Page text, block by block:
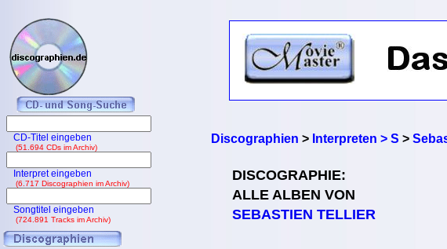
Discographien > Interpreten > S >
DISCOGRAPHIE:
ALLE ALBEN VON
SEBASTIEN TELLIER
CD-Titel eingeben
(51.694 CDs im Archiv)
Interpret eingeben
(6.717 Discographien im Archiv)
Songtitel eingeben
(724.891 Tracks im Archiv)